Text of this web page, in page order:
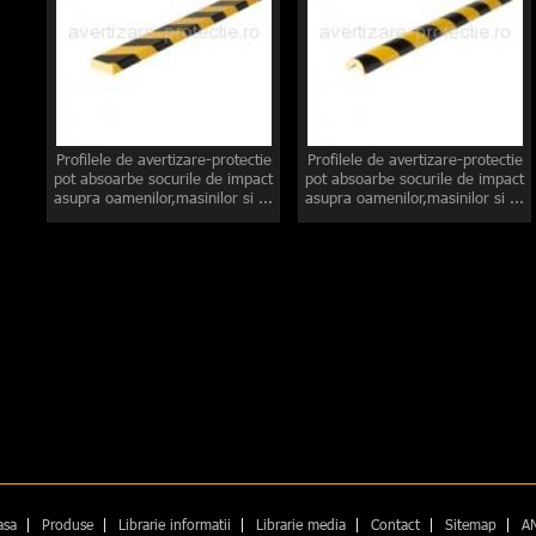
Profilele de avertizare-protectie
pot absoarbe socurile de impact
asupra oamenilor,masinilor si ...
Profilele de avertizare-protectie
pot absoarbe socurile de impact
asupra oamenilor,masinilor si ...
| Produse | Librarie informatii | Librarie media | Contact | Sitemap |